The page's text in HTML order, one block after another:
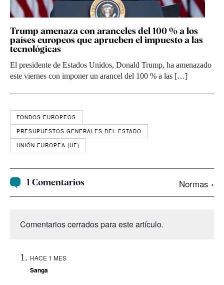
Trump amenaza con aranceles del 100 % a los
países europeos que aprueben el impuesto a las
tecnológicas
El presidente de Estados Unidos, Donald Trump, ha amenazado
este viernes con imponer un arancel del 100 % a las […]
FONDOS EUROPEOS
PRESUPUESTOS GENERALES DEL ESTADO
UNIÓN EUROPEA (UE)
1 Comentarios Normas ›
Comentarios cerrados para este artículo.
HACE 1 MES
Sanga